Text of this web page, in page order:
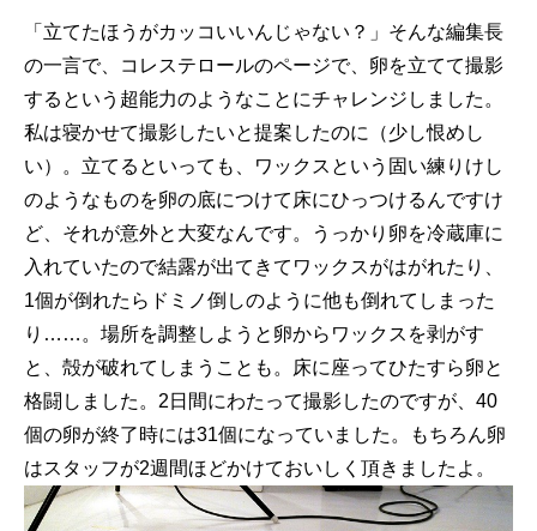
「立てたほうがカッコいいんじゃない？」そんな編集長
の一言で、コレステロールのページで、卵を立てて撮影
するという超能力のようなことにチャレンジしました。
私は寝かせて撮影したいと提案したのに（少し恨めし
い）。立てるといっても、ワックスという固い練りけし
のようなものを卵の底につけて床にひっつけるんですけ
ど、それが意外と大変なんです。うっかり卵を冷蔵庫に
入れていたので結露が出てきてワックスがはがれたり、
1個が倒れたらドミノ倒しのように他も倒れてしまった
り……。場所を調整しようと卵からワックスを剥がす
と、殻が破れてしまうことも。床に座ってひたすら卵と
格闘しました。2日間にわたって撮影したのですが、40
個の卵が終了時には31個になっていました。もちろん卵
はスタッフが2週間ほどかけておいしく頂きましたよ。